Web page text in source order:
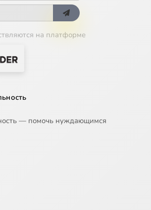
на платформе
— помочь нуждающимся